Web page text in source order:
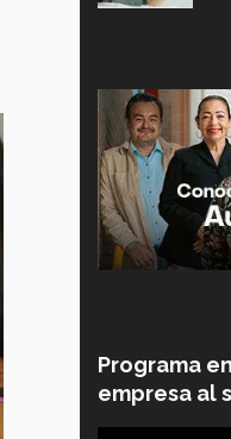
Programa
empresa al